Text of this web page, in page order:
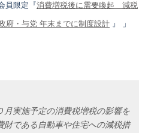
員限定『消費増税後に需要喚起 減税
府・与党 年末までに制度設計 』 」
月実施予定の消費税増税の影響を
財である自動車や住宅への減税措